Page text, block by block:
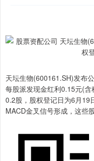
天坛生物(600161.SH)发布
每股派发现金红利0.15元(
0.2股，股权登记日为6月19
MACD金叉信号形成，这些